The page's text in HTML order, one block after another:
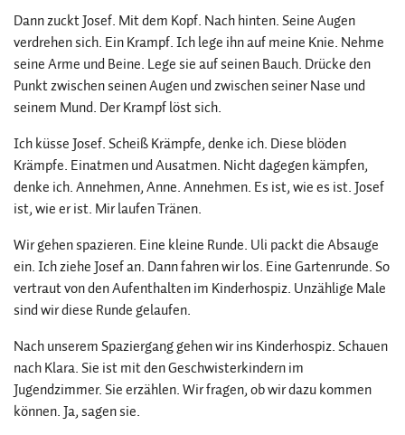
Dann zuckt Josef. Mit dem Kopf. Nach hinten. Seine Augen
verdrehen sich. Ein Krampf. Ich lege ihn auf meine Knie. Nehme
seine Arme und Beine. Lege sie auf seinen Bauch. Drücke den
Punkt zwischen seinen Augen und zwischen seiner Nase und
seinem Mund. Der Krampf löst sich.
Ich küsse Josef. Scheiß Krämpfe, denke ich. Diese blöden
Krämpfe. Einatmen und Ausatmen. Nicht dagegen kämpfen,
denke ich. Annehmen, Anne. Annehmen. Es ist, wie es ist. Josef
ist, wie er ist. Mir laufen Tränen.
Wir gehen spazieren. Eine kleine Runde. Uli packt die Absauge
ein. Ich ziehe Josef an. Dann fahren wir los. Eine Gartenrunde. So
vertraut von den Aufenthalten im Kinderhospiz. Unzählige Male
sind wir diese Runde gelaufen.
Nach unserem Spaziergang gehen wir ins Kinderhospiz. Schauen
nach Klara. Sie ist mit den Geschwisterkindern im
Jugendzimmer. Sie erzählen. Wir fragen, ob wir dazu kommen
können. Ja, sagen sie.